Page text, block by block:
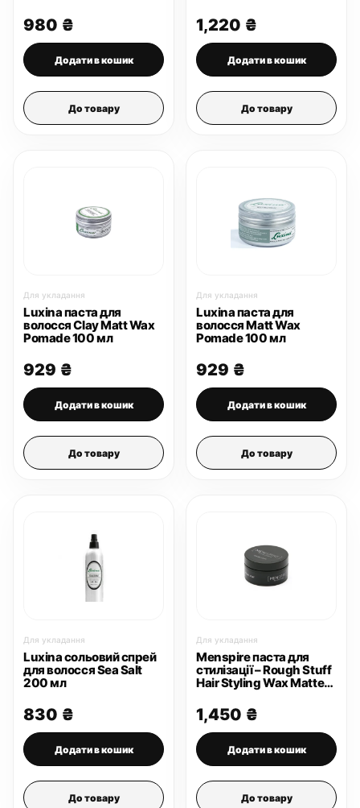
980 ₴
Додати в кошик
До товару
1,220 ₴
Додати в кошик
До товару
Для укладання
Luxina паста для
волосся Clay Matt Wax
Pomade 100 мл
929 ₴
Додати в кошик
До товару
Для укладання
Luxina паста для
волосся Matt Wax
Pomade 100 мл
929 ₴
Додати в кошик
До товару
Для укладання
Luxina сольовий спрей
для волосся Sea Salt
200 мл
830 ₴
Додати в кошик
До товару
Для укладання
Menspire паста для
стилізації – Rough Stuff
Hair Styling Wax Matte
Black 100 мл
1,450 ₴
Додати в кошик
До товару